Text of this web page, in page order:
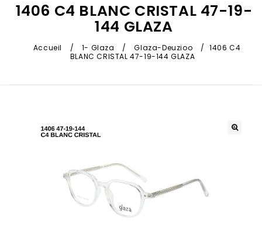
1406 C4 BLANC CRISTAL 47-19-
144 GLAZA
Accueil / 1- Glaza / Glaza-Deuzioo / 1406 C4
BLANC CRISTAL 47-19-144 GLAZA